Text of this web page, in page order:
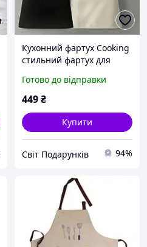
Кухонний фартух Cooking
стильний фартух для
Готово до відправки
449₴
Купити
Світ Подарунків 94%